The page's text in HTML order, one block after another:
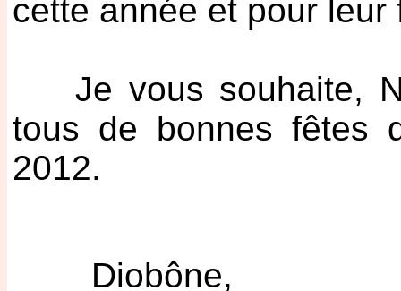
cette année et pour leur
Je vous souhaite,
tous de bonnes fêtes
2012.
Diobône,